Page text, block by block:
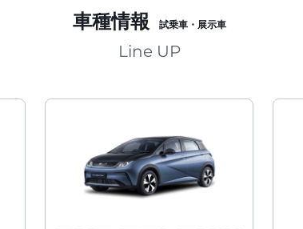
車種情報 試乗車・展示車
Line UP